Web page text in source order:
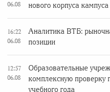
06.08
нового корпуса
16:22
06.08
Аналитика ВТБ:
позиции
12:57
06.08
Образовательные
комплексную проверку
учебного года